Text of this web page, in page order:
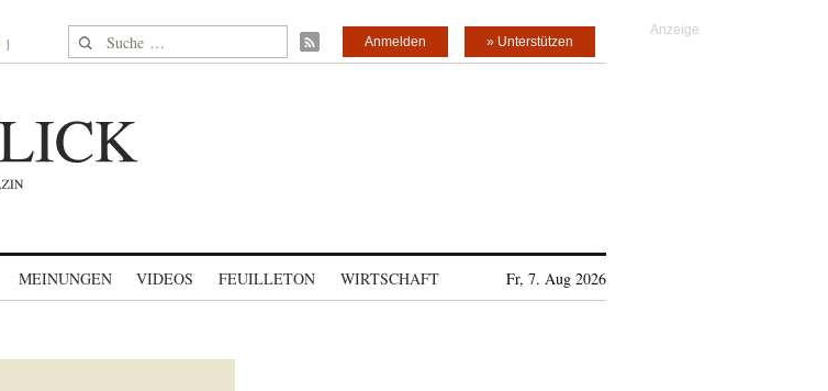
Suche nach: » Unterstützen
Anmelden
MEINUNGEN VIDEOS FEUILLETON WIRTSCHAFT Fr, 7. Aug 2026